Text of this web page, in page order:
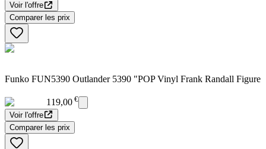
Voir l'offre
Comparer les prix
Funko FUN5390 Outlander 5390 "POP Vinyl Frank Randall Figure
119,00 €
Voir l'offre
Comparer les prix